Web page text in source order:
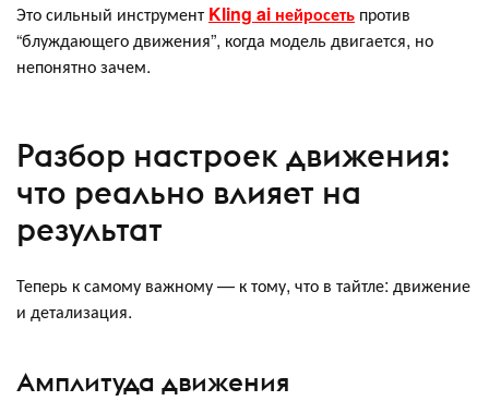
Это сильный инструмент Kling ai нейросеть против
“блуждающего движения”, когда модель двигается, но
непонятно зачем.
Разбор настроек движения:
что реально влияет на
результат
Теперь к самому важному — к тому, что в тайтле: движение
и детализация.
Амплитуда движения